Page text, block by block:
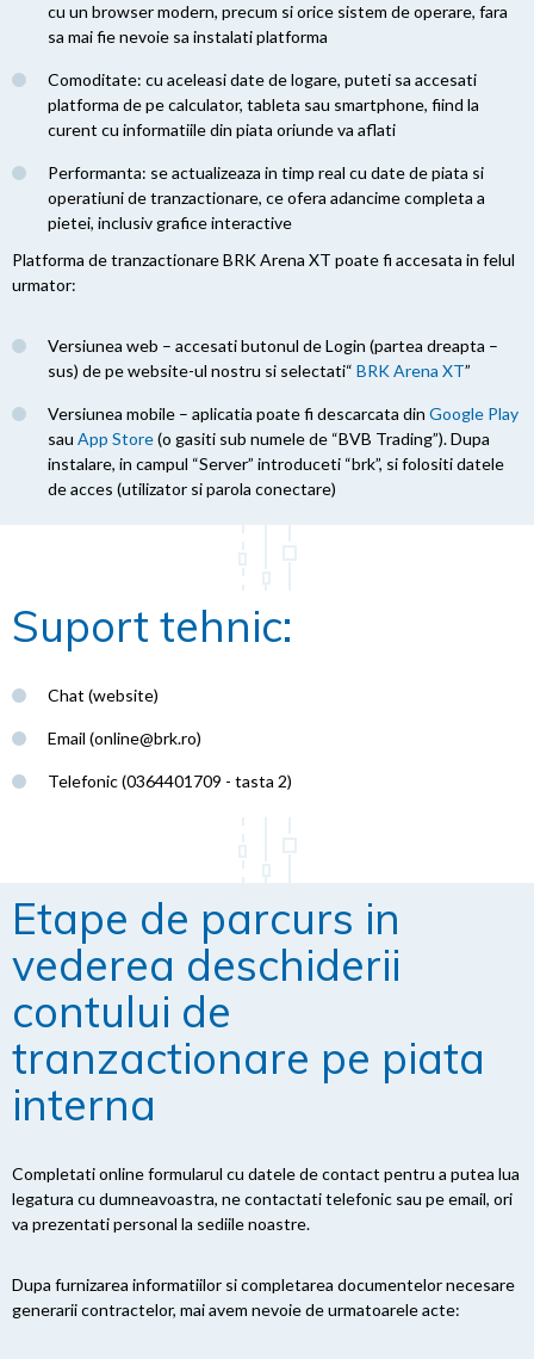
cu un browser modern, precum si orice sistem de operare, fara
sa mai fie nevoie sa instalati platforma
Comoditate: cu aceleasi date de logare, puteti sa accesati
platforma de pe calculator, tableta sau smartphone, fiind la
curent cu informatiile din piata oriunde va aflati
Performanta: se actualizeaza in timp real cu date de piata si
operatiuni de tranzactionare, ce ofera adancime completa a
pietei, inclusiv grafice interactive
Platforma de tranzactionare BRK Arena XT poate fi accesata in felul
urmator:
Versiunea web – accesati butonul de Login (partea dreapta –
sus) de pe website-ul nostru si selectati“ BRK Arena XT”
Versiunea mobile – aplicatia poate fi descarcata din Google Play
sau App Store(o gasiti sub numele de “BVB Trading”). Dupa
instalare, in campul “Server” introduceti “brk”, si folositi datele
de acces (utilizator si parola conectare)
Suport tehnic:
Chat (website)
Email (online@brk.ro)
Telefonic (0364401709 - tasta 2)
Etape de parcurs in
vederea deschiderii
contului de
tranzactionare pe piata
interna
Completati online formularul cu datele de contact pentru a putea lua
legatura cu dumneavoastra, ne contactati telefonic sau pe email, ori
va prezentati personal la sediile noastre.
Dupa furnizarea informatiilor si completarea documentelor necesare
generarii contractelor, mai avem nevoie de urmatoarele acte: